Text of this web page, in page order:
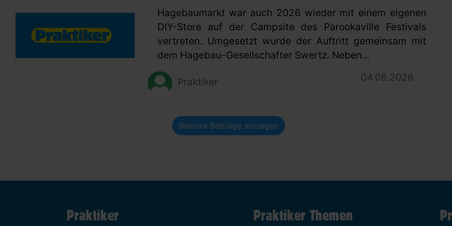
Hagebaumarkt war auch 2026 wieder mit einem eigenen
DIY-Store auf der Campsite des Parookaville Festivals
vertreten. Umgesetzt wurde der Auftritt gemeinsam mit
dem Hagebau-Gesellschafter Swertz. Neben...
Praktiker 04.08.2026 .
Weitere Beiträge anzeigen
Praktiker Praktiker Themen